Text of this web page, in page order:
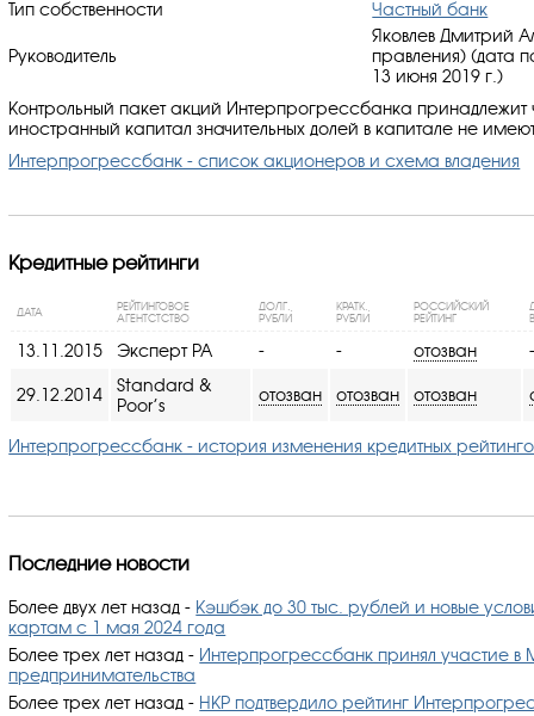
Тип собственности Частный банк
Руководитель
Яковлев Дмитрий
правления) (дата
13 июня 2019 г.)
Контрольный пакет акций Интерпрогрессбанка
иностранный капитал значительных долей в капитале не
Интерпрогрессбанк - список акционеров и схема владения
Кредитные рейтинги
ДАТА
РЕЙТИНГОВОЕ
АГЕНТСТСТВО
ДОЛГ.,
РУБЛИ
КРАТК.,
РУБЛИ
РОССИЙСКИЙ
РЕЙТИНГ
13.11.2015 Эксперт РА - - отозван
29.12.2014
Standard &
Poor’s
отозван отозван отозван
Интерпрогрессбанк - история изменения кредитных
Последние новости
Более двух лет назад- Кэшбэк до 30 тыс. рублей и новые
картам с 1 мая 2024 года
Более трех лет назад- Интерпрогрессбанк принял участие в
предпринимательства
Более трех лет назад- НКР подтвердило рейтинг